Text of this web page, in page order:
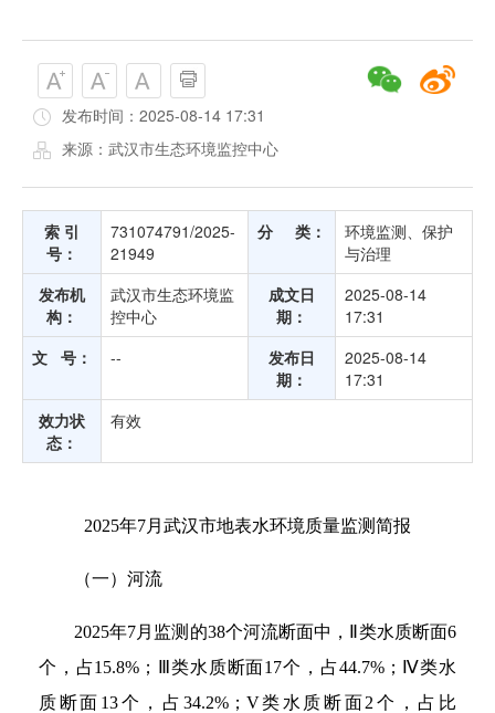
发布时间：2025-08-14 17:31
来源：武汉市生态环境监控中心
索 引
号：
731074791/2025-
21949
分 类：
环境监测、保护
与治理
发布机
构：
武汉市生态环境监
控中心
成文日
期：
2025-08-14
17:31
文 号：
--
发布日
期：
2025-08-14
17:31
效力状
态：
有效
2025年7月武汉市地表水环境质量监测简报
（一）河流
2025年7月监测的38个河流断面中，Ⅱ类水质断面6
个，占15.8%；Ⅲ类水质断面17个，占44.7%；Ⅳ类水
质断面13个，占34.2%；V类水质断面2个，占比